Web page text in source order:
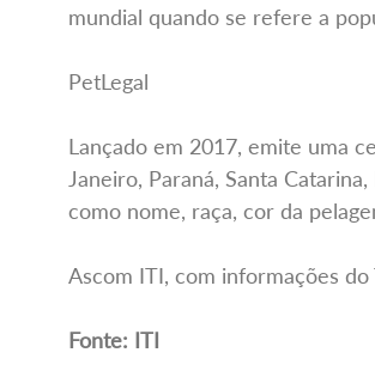
mundial quando se refere a
PetLegal
Lançado em 2017, emite uma
Janeiro, Paraná, Santa
como nome, raça, cor da
Ascom ITI, com informações do
Fonte: ITI